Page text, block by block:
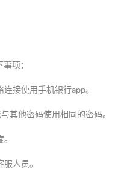
项：
接使用手机银行app。
其他密码使用相同的密码。
人员。